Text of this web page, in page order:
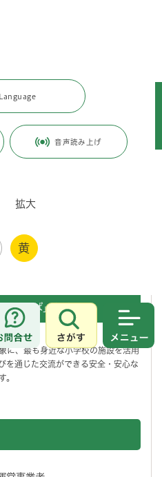
Language
音声読み上げ
拡大
黄
お問合せ
さがす
育児・保育
事業
後みんなのひろば（放
なのひろばの実施内容及び利用申
のとおりです。
のひろば」とは
に、最も身近な小学校の施設を活用
を通じた交流ができる安全・安心な
。